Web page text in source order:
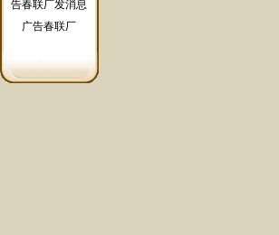
广告春联厂